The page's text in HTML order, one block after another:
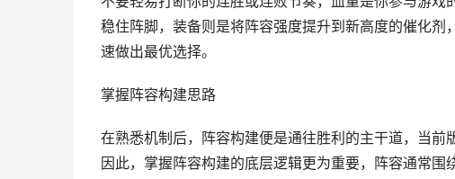
稳住阵脚，装备则是将阵容强度提升到新高度的催化
速做出最优选择。
掌握阵容构建思路
在熟悉机制后，阵容构建便是通往胜利的主干道，当前
因此，掌握阵容构建的底层逻辑更为重要，阵容通常